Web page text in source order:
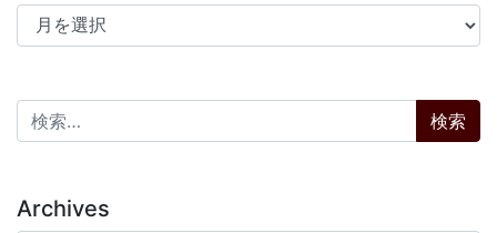
アーカイブ
検索:
Archives